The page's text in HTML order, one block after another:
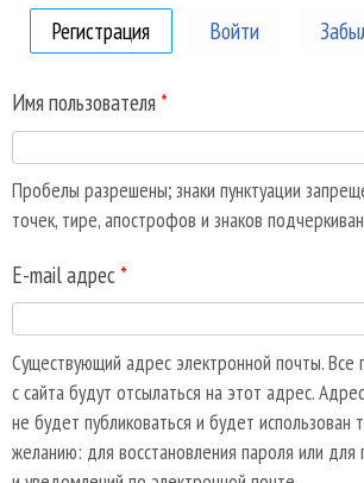
Регистрация (активная вкладка)
Войти
Имя пользователя *
Пробелы разрешены; знаки пунктуации
точек, тире, апострофов и знаков
E-mail адрес *
Существующий адрес электронной почты.
с сайта будут отсылаться на этот адрес.
не будет публиковаться и будет использован
желанию: для восстановления пароля или для